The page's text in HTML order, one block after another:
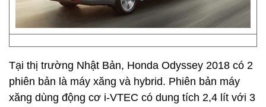
Tại thị trường Nhật Bản, Honda Odyssey 2018 có 2
phiên bản là máy xăng và hybrid. Phiên bản máy
xăng dùng động cơ i-VTEC có dung tích 2,4 lít với 3